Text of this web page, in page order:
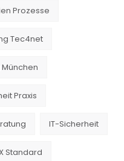
Prozesse
Tec4net
Praxis
IT-Sicherheit
Standard